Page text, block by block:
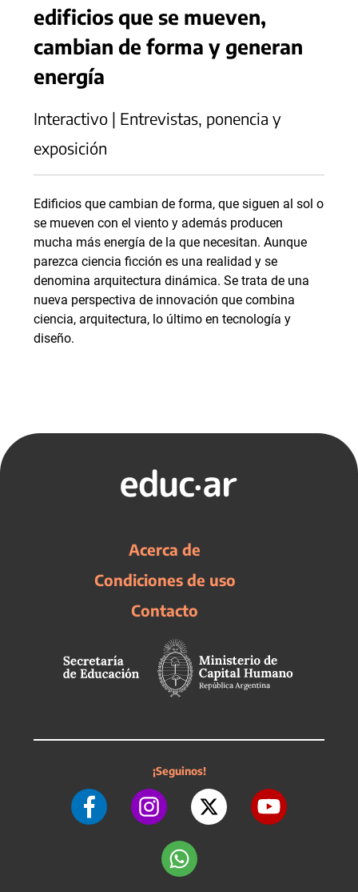
edificios que se mueven,
cambian de forma y generan
energía
Interactivo | Entrevistas, ponencia y
exposición
Edificios que cambian de forma, que siguen al sol o
se mueven con el viento y además producen
mucha más energía de la que necesitan. Aunque
parezca ciencia ficción es una realidad y se
denomina arquitectura dinámica. Se trata de una
nueva perspectiva de innovación que combina
ciencia, arquitectura, lo último en tecnología y
diseño.
Acerca de
Condiciones de uso
Contacto
¡Seguinos!